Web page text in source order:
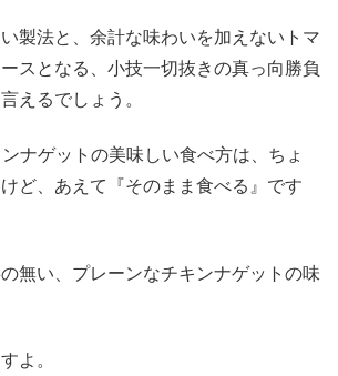
製法と、余計な味わいを加えないトマ
スとなる、小技一切抜きの真っ向勝負
えるでしょう。
ナゲットの美味しい食べ方は、ちょ
ど、あえて『そのまま食べる』です
無い、プレーンなチキンナゲットの味
よ。